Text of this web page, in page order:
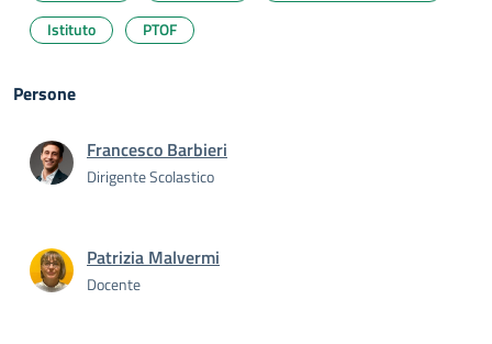
Istituto
PTOF
Persone
Francesco Barbieri
Dirigente Scolastico
Patrizia Malvermi
Docente